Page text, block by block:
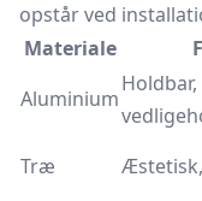
opstår ved
Materiale
Aluminium
Holdbar,
Træ